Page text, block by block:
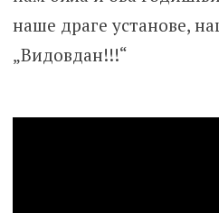
наше драге установе,
„Видовдан!!!“